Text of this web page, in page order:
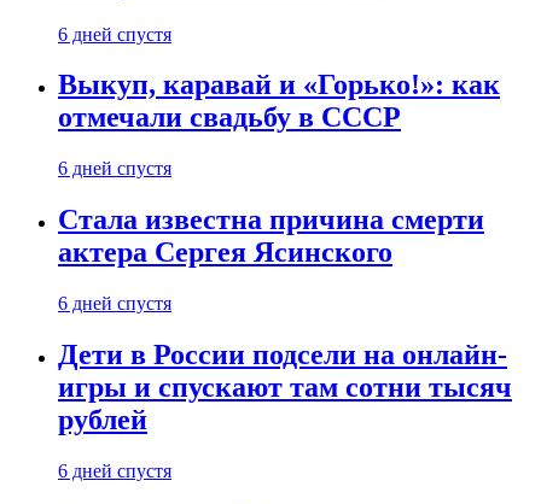
6 дней спустя
Выкуп, каравай и «Горько!»: как
отмечали свадьбу в СССР
6 дней спустя
Стала известна причина смерти
актера Сергея Ясинского
6 дней спустя
Дети в России подсели на онлайн-
игры и спускают там сотни тысяч
рублей
6 дней спустя